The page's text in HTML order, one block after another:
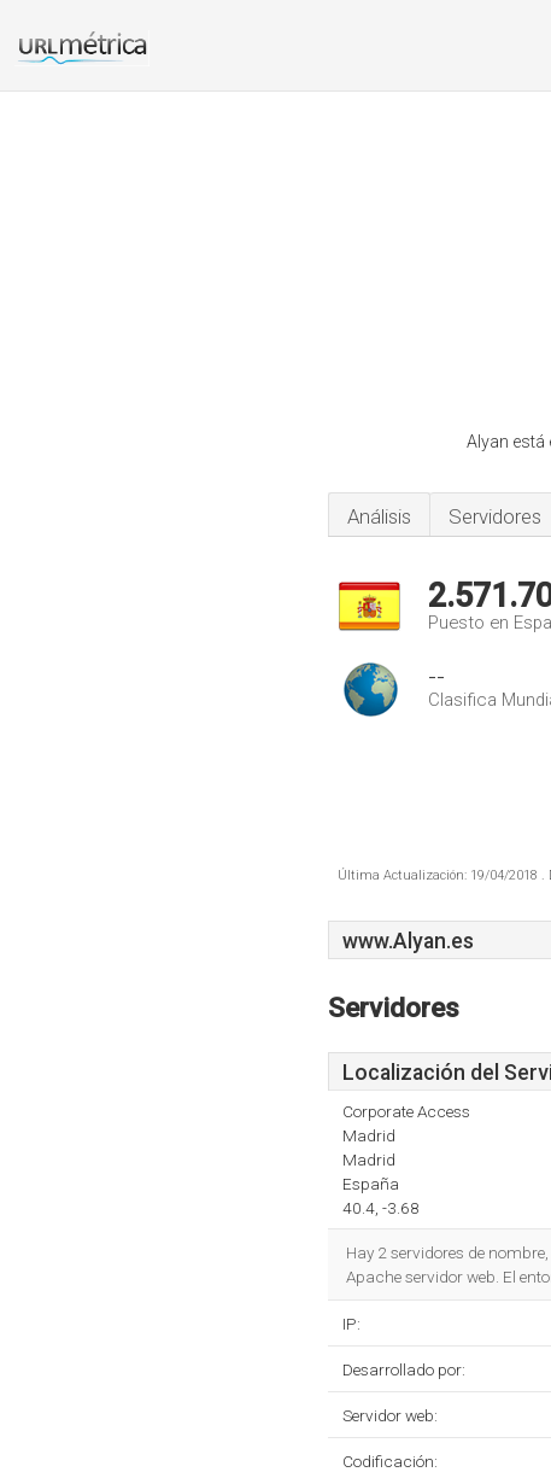
Alyan está
Análisis Servidores
Puesto en
--
Clasifica
Última Actualización: 19/04/2018 .
www.Alyan.es
Servidores
Localización del
Corporate Access
Madrid
Madrid
España
40.4, -3.68
Hay 2 servidores de nombre,
Apache servidor web. El
IP:
Desarrollado por:
Servidor web:
Codificación: